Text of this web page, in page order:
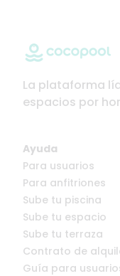
La plataforma
espacios por
Ayuda
Para usuarios
Para anfitriones
Sube tu piscina
Sube tu espacio
Sube tu terraza
Contrato de
Guía para